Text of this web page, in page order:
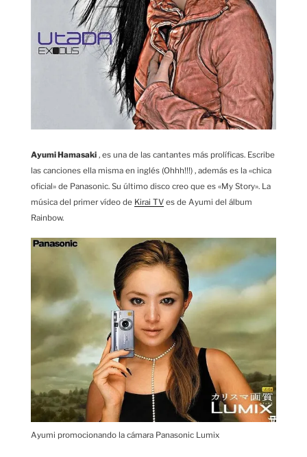
Ayumi Hamasaki , es una de las cantantes más prolíficas. Escribe
las canciones ella misma en inglés (Ohhh!!!) , además es la «chica
oficial» de Panasonic. Su último disco creo que es «My Story». La
música del primer vídeo de Kirai TV es de Ayumi del álbum
Rainbow.
Ayumi promocionando la cámara Panasonic Lumix